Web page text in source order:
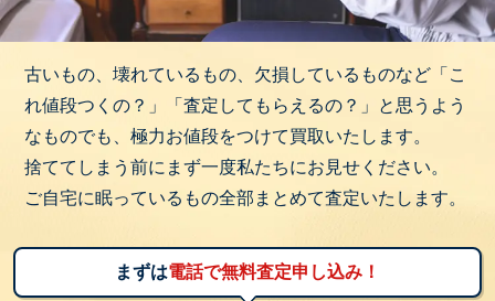
古いもの、壊れているもの、欠損しているものなど「こ
れ値段つくの？」「査定してもらえるの？」と思うよう
なものでも、極力お値段をつけて買取いたします。
捨ててしまう前にまず一度私たちにお見せください。
ご自宅に眠っているもの全部まとめて査定いたします。
まずは電話で無料査定申し込み！